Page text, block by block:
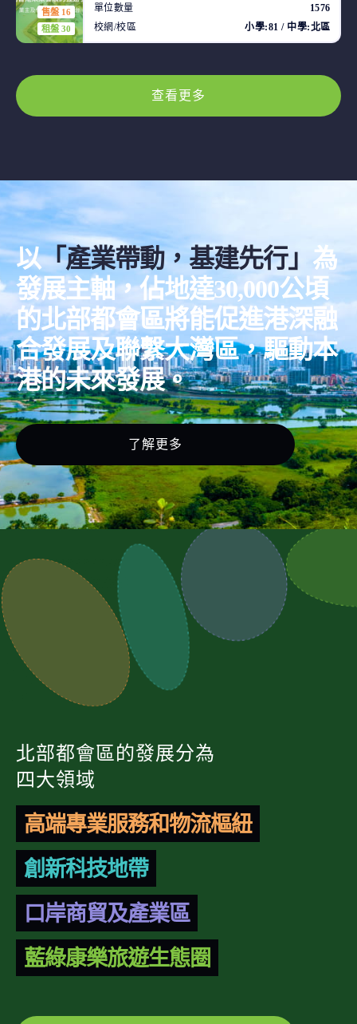
售盤 16
租盤 30
單位數量
1576
校網/校區
小學:81 / 中學:北區
查看更多
以「產業帶動，基建先行」 為
發展主軸，佔地達30,000公頃
的北部都會區將能促進港深融
合發展及聯繫大灣區，驅動本
港的未來發展。
了解更多
北部都會區的發展分為
四大領域
高端專業服務和物流樞紐
創新科技地帶
口岸商貿及產業區
藍綠康樂旅遊生態圈